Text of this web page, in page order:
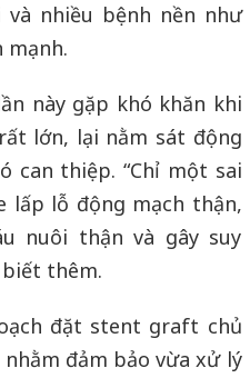
nhiều bệnh nền như
mạnh.
này gặp khó khăn khi
lớn, lại nằm sát động
can thiệp. “Chỉ một sai
lấp lỗ động mạch thận,
nuôi thận và gây suy
biết thêm.
đặt stent graft chủ
nhằm đảm bảo vừa xử lý